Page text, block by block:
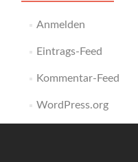
Anmelden
Eintrags-Feed
Kommentar-Feed
WordPress.org